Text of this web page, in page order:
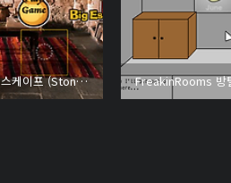
BIG 스톤 하우스 이스케이프 (Stone House Escape) FreakinRooms 방